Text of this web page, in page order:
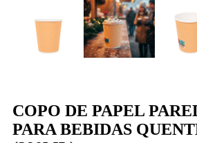
COPO DE PAPEL
PARA BEBIDAS